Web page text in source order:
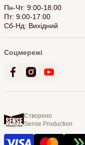
Пн-Чт: 9:00-18:00
Пт: 9:00-17:00
Сб-Нд: Вихідний
Соцмережі
Створено
Sense Production